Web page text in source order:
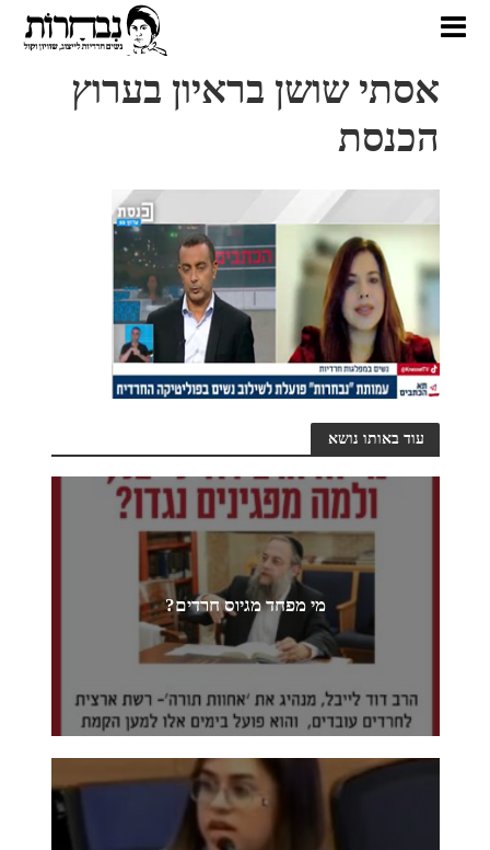
אסתי שושן בראיון בערוץ
הכנסת
עוד באותו נושא
מי מפחד מגיוס חרדים?